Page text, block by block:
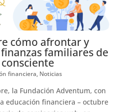
cómo afrontar y
familiares de
financiera, Noticias
la Fundación Adventum, con
educación financiera – octubre